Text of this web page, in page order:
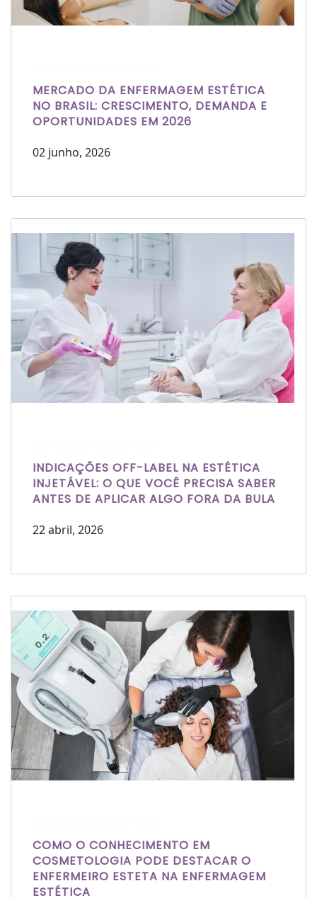
MERCADO DA ENFERMAGEM ESTÉTICA
NO BRASIL: CRESCIMENTO, DEMANDA E
OPORTUNIDADES EM 2026
02 junho, 2026
INDICAÇÕES OFF-LABEL NA ESTÉTICA
INJETÁVEL: O QUE VOCÊ PRECISA SABER
ANTES DE APLICAR ALGO FORA DA BULA
22 abril, 2026
COMO O CONHECIMENTO EM
COSMETOLOGIA PODE DESTACAR O
ENFERMEIRO ESTETA NA ENFERMAGEM
ESTÉTICA